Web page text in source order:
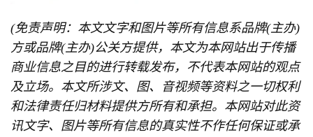
(免责声明：本文文字和图片等所有信息系品牌(主办)
方或品牌(主办)公关方提供，本文为本网站出于传播
商业信息之目的进行转载发布，不代表本网站的观点
及立场。本文所涉文、图、音视频等资料之一切权利
和法律责任归材料提供方所有和承担。本网站对此资
讯文字、图片等所有信息的真实性不作任何保证或承